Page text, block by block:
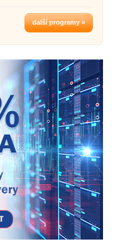
další programy »